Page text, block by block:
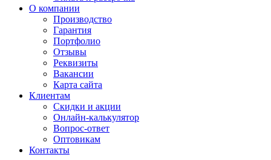
О компании
Производство
Гарантия
Портфолио
Отзывы
Реквизиты
Вакансии
Карта сайта
Клиентам
Скидки и акции
Онлайн-калькулятор
Вопрос-ответ
Оптовикам
Контакты